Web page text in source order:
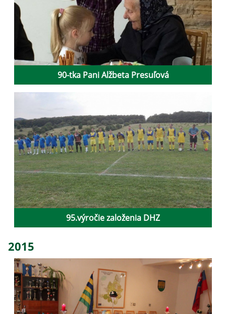
90-tka Pani Alžbeta Presuľová
95.výročie založenia DHZ
2015